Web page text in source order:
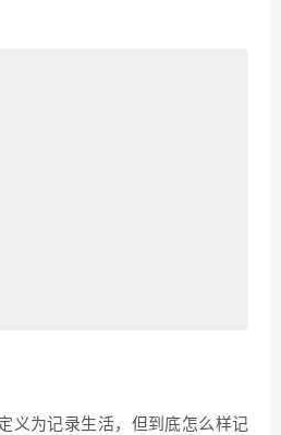
义为记录生活，但到底怎么样记